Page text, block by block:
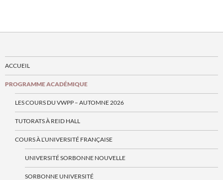
ACCUEIL
PROGRAMME ACADÉMIQUE
LES COURS DU VWPP – AUTOMNE 2026
TUTORATS À REID HALL
COURS À L’UNIVERSITÉ FRANÇAISE
UNIVERSITÉ SORBONNE NOUVELLE
SORBONNE UNIVERSITÉ